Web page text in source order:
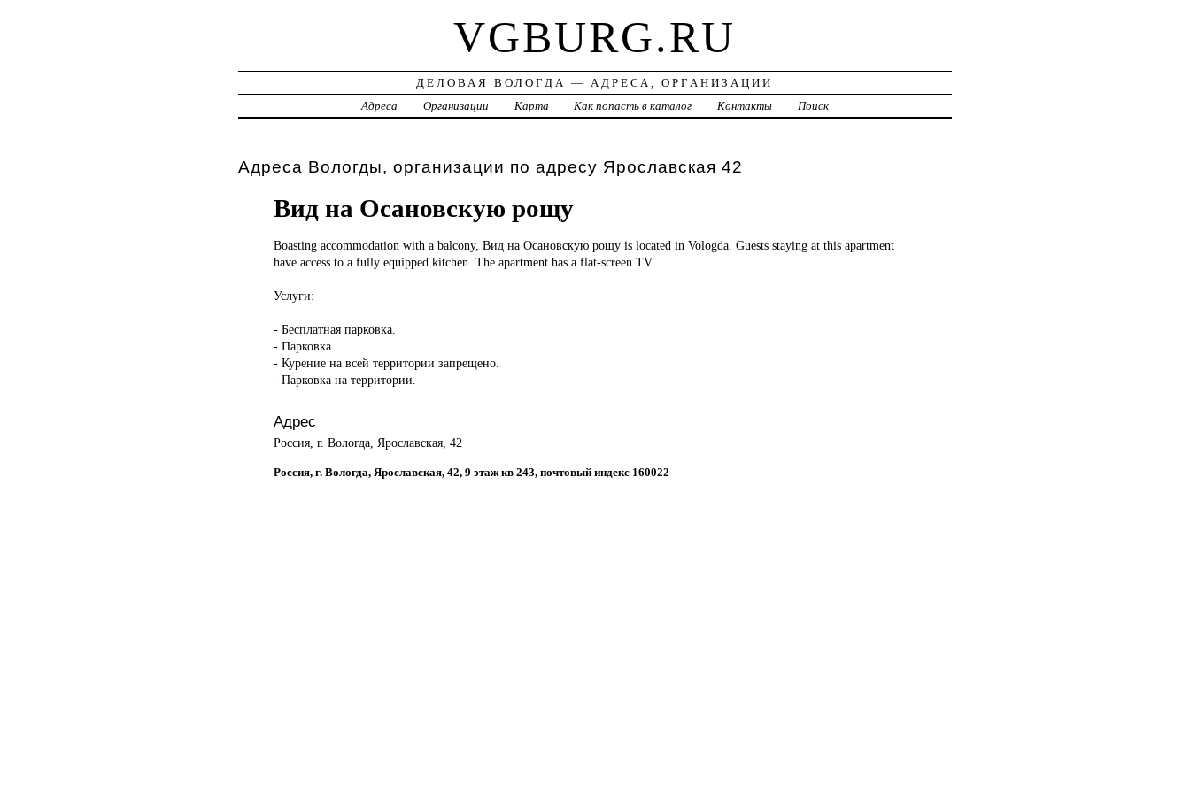
VGBURG.RU
ДЕЛОВАЯ ВОЛОГДА — АДРЕСА, ОРГАНИЗАЦИИ
Адреса
Организации Карта Как попасть в каталог Контакты Поиск
Адреса Вологды, организации по адресу Ярославская 42
Вид на Осановскую рощу
Boasting accommodation with a balcony, Вид на Осановскую рощу is located in Vologda. Guests staying at this apartment
have access to a fully equipped kitchen. The apartment has a flat-screen TV.
Услуги:
- Бесплатная парковка.
- Парковка.
- Курение на всей территории запрещено.
- Парковка на территории.
Адрес
Россия, г. Вологда, Ярославская, 42
Россия, г. Вологда, Ярославская, 42, 9 этаж кв 243, почтовый индекс 160022